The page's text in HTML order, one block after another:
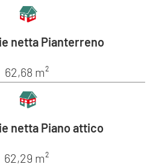
netta Pianterreno
62,68 m²
netta Piano attico
62,29 m²